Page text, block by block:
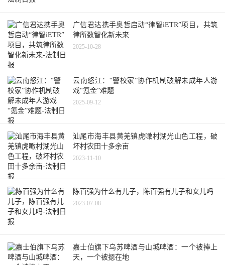
广信君达携手奥哲启动“律智iETR”项目，共筑
律所数智化新未来
2025-10-28
云南怒江：“警校家”协作机制破解未成年人游
戏“氪金”难题
2025-09-12
汕尾市海丰县黄羌镇虎噉村湖光山色工程，破
坏村农田十多余亩
2023-11-10
陈百强为什么有儿子，陈百强有儿子和女儿吗
2023-07-08
嘉士伯旗下乌苏啤酒与山城啤酒：一个被捧上
天，一个被摁在地